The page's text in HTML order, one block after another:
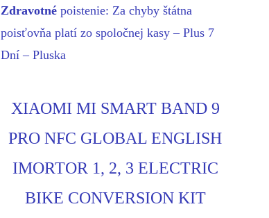
Zdravotné poistenie: Za chyby štátna
poisťovňa platí zo spoločnej kasy – Plus 7
Dní – Pluska
XIAOMI MI SMART BAND 9
PRO NFC GLOBAL ENGLISH
IMORTOR 1, 2, 3 ELECTRIC
BIKE CONVERSION KIT